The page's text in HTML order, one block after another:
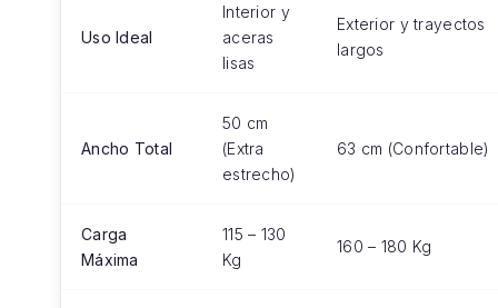
Uso Ideal
Interior y
aceras
lisas
Exterior y trayectos
largos
Ancho Total
50 cm
(Extra
estrecho)
63 cm (Confortable)
Carga
Máxima
115 – 130
Kg
160 – 180 Kg